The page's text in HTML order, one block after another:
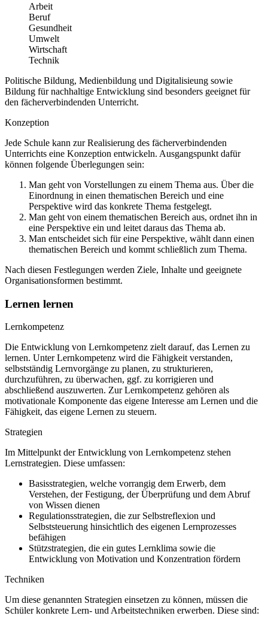
Arbeit
Beruf
Gesundheit
Umwelt
Wirtschaft
Technik
Politische Bildung, Medienbildung und Digitalisieung sowie
Bildung für nachhaltige Entwicklung sind besonders geeignet für
den fächerverbindenden Unterricht.
Konzeption
Jede Schule kann zur Realisierung des fächerverbindenden
Unterrichts eine Konzeption entwickeln. Ausgangspunkt dafür
können folgende Überlegungen sein:
Man geht von Vorstellungen zu einem Thema aus. Über die
Einordnung in einen thematischen Bereich und eine
Perspektive wird das konkrete Thema festgelegt.
Man geht von einem thematischen Bereich aus, ordnet ihn in
eine Perspektive ein und leitet daraus das Thema ab.
Man entscheidet sich für eine Perspektive, wählt dann einen
thematischen Bereich und kommt schließlich zum Thema.
Nach diesen Festlegungen werden Ziele, Inhalte und geeignete
Organisationsformen bestimmt.
Lernen lernen
Lernkompetenz
Die Entwicklung von Lernkompetenz zielt darauf, das Lernen zu
lernen. Unter Lernkompetenz wird die Fähigkeit verstanden,
selbstständig Lernvorgänge zu planen, zu strukturieren,
durchzuführen, zu überwachen, ggf. zu korrigieren und
abschließend auszuwerten. Zur Lernkompetenz gehören als
motivationale Komponente das eigene Interesse am Lernen und die
Fähigkeit, das eigene Lernen zu steuern.
Strategien
Im Mittelpunkt der Entwicklung von Lernkompetenz stehen
Lernstrategien. Diese umfassen:
Basisstrategien, welche vorrangig dem Erwerb, dem
Verstehen, der Festigung, der Überprüfung und dem Abruf
von Wissen dienen
Regulationsstrategien, die zur Selbstreflexion und
Selbststeuerung hinsichtlich des eigenen Lernprozesses
befähigen
Stützstrategien, die ein gutes Lernklima sowie die
Entwicklung von Motivation und Konzentration fördern
Techniken
Um diese genannten Strategien einsetzen zu können, müssen die
Schüler konkrete Lern- und Arbeitstechniken erwerben. Diese sind: